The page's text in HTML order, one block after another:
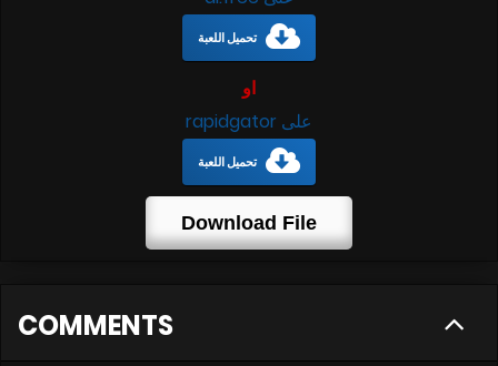
تحميل اللعبة
او
على rapidgator
تحميل اللعبة
Download File
COMMENTS